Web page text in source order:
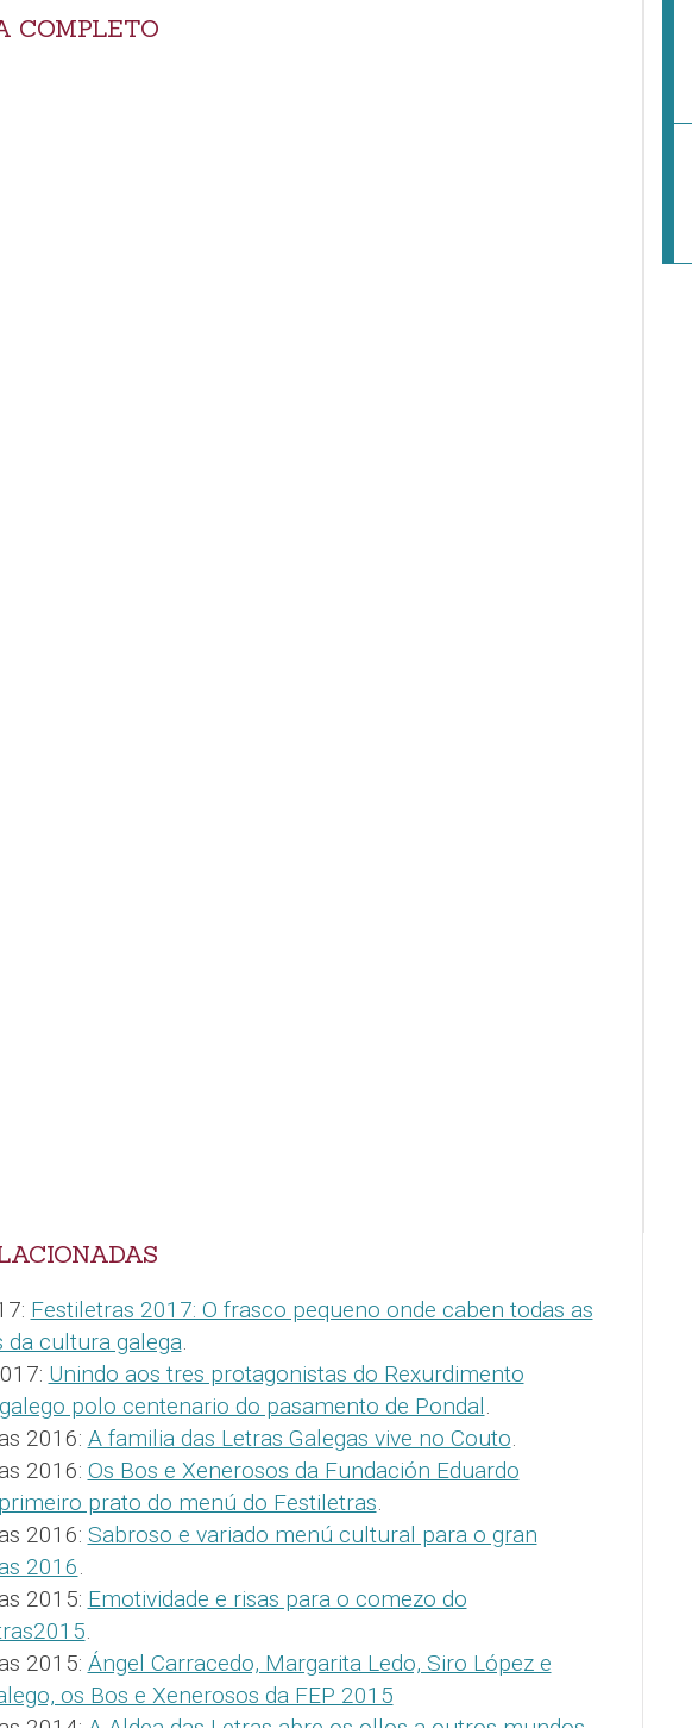
COMPLETO
Festiletras 2017: O frasco pequeno onde caben todas as
da cultura galega.
Unindo aos tres protagonistas do Rexurdimento
polo centenario do pasamento de Pondal.
2016: A familia das Letras Galegas vive no Couto.
2016: Os Bos e Xenerosos da Fundación Eduardo
prato do menú do Festiletras.
2016: Sabroso e variado menú cultural para o gran
2016.
2015: Emotividade e risas para o comezo do
.
2015: Ángel Carracedo, Margarita Ledo, Siro López e
os Bos e Xenerosos da FEP 2015